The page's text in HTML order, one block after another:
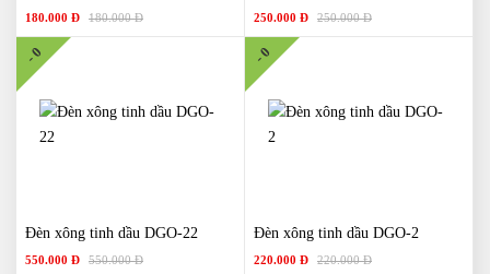
180.000 Đ 180.000 Đ 250.000 Đ 250.000 Đ
Đèn xông tinh dầu DGO-22
550.000 Đ 550.000 Đ
- 0
Đèn xông tinh dầu DGO-2
220.000 Đ 220.000 Đ
- 0